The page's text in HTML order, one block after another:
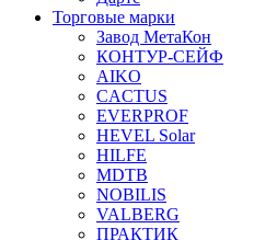
Торговые марки
Завод МетаКон
КОНТУР-СЕЙФ
AIKO
CACTUS
EVERPROF
HEVEL Solar
HILFE
MDTB
NOBILIS
VALBERG
ПРАКТИК